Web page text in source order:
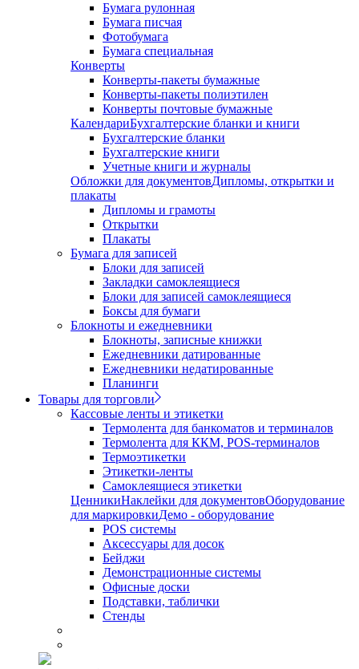
Бумага рулонная
Бумага писчая
Фотобумага
Бумага специальная
Конверты
Конверты-пакеты бумажные
Конверты-пакеты полиэтилен
Конверты почтовые бумажные
КалендариБухгалтерские бланки и книги
Бухгалтерские бланки
Бухгалтерские книги
Учетные книги и журналы
Обложки для документовДипломы, открытки и
плакаты
Дипломы и грамоты
Открытки
Плакаты
Бумага для записей
Блоки для записей
Закладки самоклеящиеся
Блоки для записей самоклеящиеся
Боксы для бумаги
Блокноты и ежедневники
Блокноты, записные книжки
Ежедневники датированные
Ежедневники недатированные
Планинги
Товары для торговли
Кассовые ленты и этикетки
Термолента для банкоматов и терминалов
Термолента для ККМ, POS-терминалов
Термоэтикетки
Этикетки-ленты
Самоклеящиеся этикетки
ЦенникиНаклейки для документовОборудование
для маркировкиДемо - оборудование
POS системы
Аксессуары для досок
Бейджи
Демонстрационные системы
Офисные доски
Подставки, таблички
Стенды